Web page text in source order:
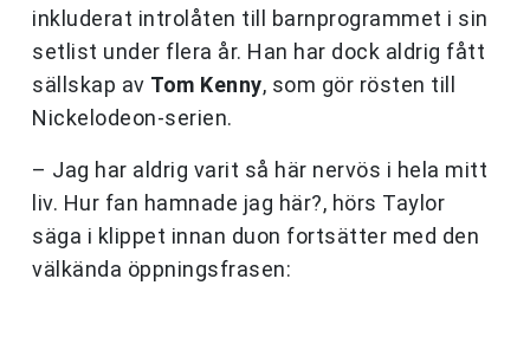
inkluderat introlåten till barnprogrammet i sin
setlist under flera år. Han har dock aldrig fått
sällskap av Tom Kenny, som gör rösten till
Nickelodeon-serien.
– Jag har aldrig varit så här nervös i hela mitt
liv. Hur fan hamnade jag här?, hörs Taylor
säga i klippet innan duon fortsätter med den
välkända öppningsfrasen: